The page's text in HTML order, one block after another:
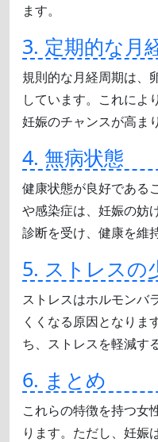
ます。
3. 定期的な月
規則的な月経周期は、
しています。これによ
妊娠のチャンスが高ま
4. 無病状態
健康状態が良好である
や感染症は、妊娠の妨
診断を受け、健康を維
5. ストレスの
ストレスはホルモンバ
くくなる原因となりま
ち、ストレスを軽減す
6. まとめ
これらの特徴を持つ女
ります。ただし、妊娠